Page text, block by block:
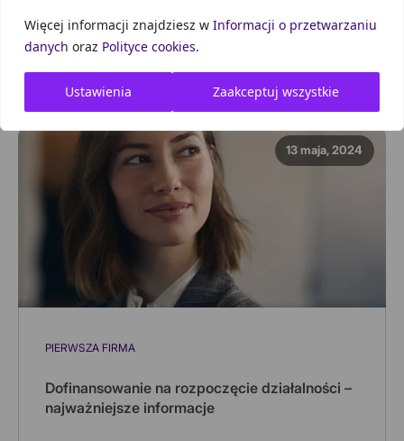
Więcej informacji znajdziesz w Informacji o przetwarzaniu
danych oraz Polityce cookies.
Ustawienia Zaakceptuj wszystkie
Prowadzenie działalności w formie spółki z o.o. ma
swoje wady i zalety. Jednym z powodów oporu
przedsiębiorców do wybran...
13 maja, 2024
PIERWSZA FIRMA
Dofinansowanie na rozpoczęcie działalności –
najważniejsze informacje